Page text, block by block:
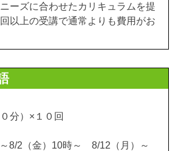
ーズに合わせたカリキュラムを提
以上の受講で通常よりも費用がお
分）×１０回
8/2（金）10時～ 8/12（月）～